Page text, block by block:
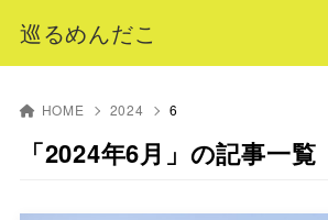
巡るめんだこ
HOME 2024 6
「2024年6月」の記事一覧